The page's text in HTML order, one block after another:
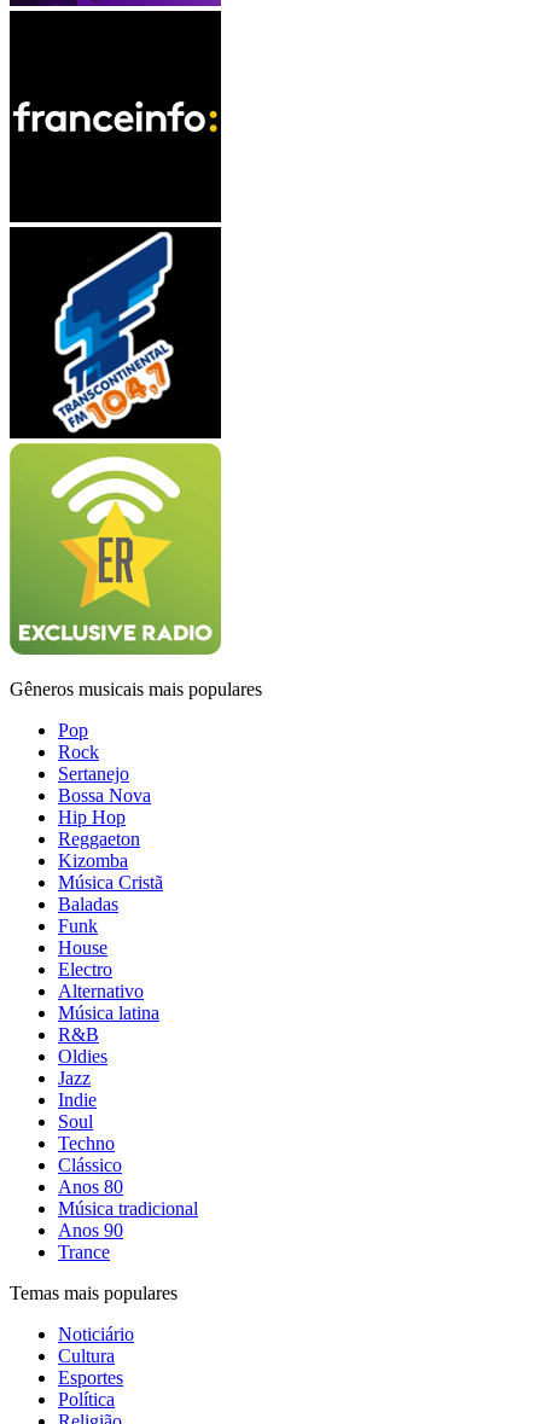
Gêneros musicais mais populares
Pop
Rock
Sertanejo
Bossa Nova
Hip Hop
Reggaeton
Kizomba
Música Cristã
Baladas
Funk
House
Electro
Alternativo
Música latina
R&B
Oldies
Jazz
Indie
Soul
Techno
Clássico
Anos 80
Música tradicional
Anos 90
Trance
Temas mais populares
Noticiário
Cultura
Esportes
Política